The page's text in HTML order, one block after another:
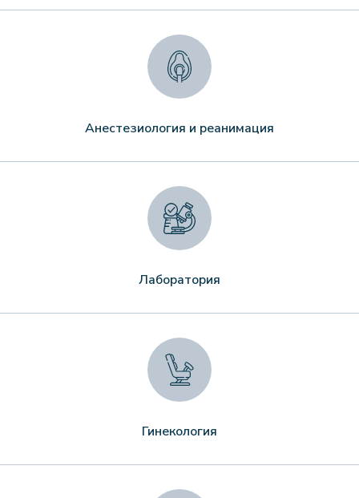
Анестезиология и реанимация
Лаборатория
Гинекология